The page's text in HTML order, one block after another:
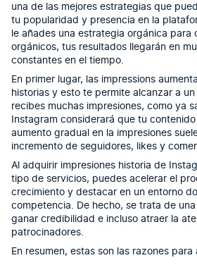
una de las mejores estrategias que
tu popularidad y presencia en la
le añades una estrategia orgánica para
orgánicos, tus resultados llegarán en
constantes en el tiempo.
En primer lugar, las impressions
historias y esto te permite alcanzar a
recibes muchas impresiones, como ya
Instagram considerará que tu
aumento gradual en la impresiones
incremento de seguidores, likes y
Al adquirir impresiones historia de
tipo de servicios, puedes acelerar el
crecimiento y destacar en un entorno
competencia. De hecho, se trata de
ganar credibilidad e incluso atraer la
patrocinadores.
En resumen, estas son las razones